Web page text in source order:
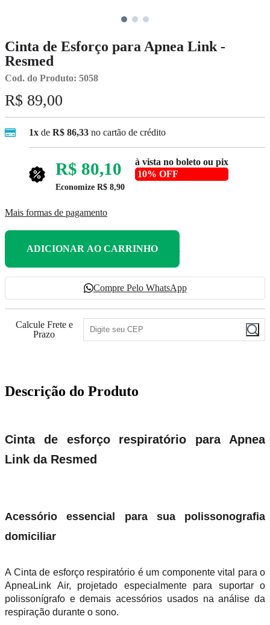
Cinta de Esforço para Apnea Link -
Resmed
Cod. do Produto: 5058
R$ 89,00
1x de R$ 86,33 no cartão de crédito
R$ 80,10
à vista no boleto ou pix
10% OFF
Economize R$ 8,90
Mais formas de pagamento
ADICIONAR AO CARRINHO
Compre Pelo WhatsApp
Calcule Frete e
Prazo
Descrição do Produto
Cinta de esforço respiratório para Apnea
Link da Resmed
Acessório essencial para sua polissonografia
domiciliar
A Cinta de esforço respiratório é um componente vital para o
ApneaLink Air, projetado especialmente para suportar o
polissonígrafo e demais acessórios usados na análise da
respiração durante o sono.